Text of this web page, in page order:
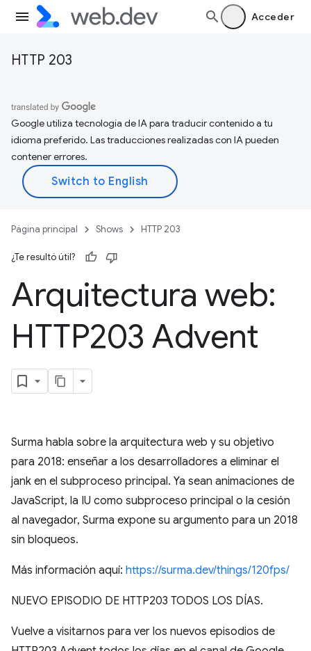
Acceder
HTTP 203
Google utiliza tecnología de IA para traducir contenido a tu
idioma preferido. Las traducciones realizadas con IA pueden
contener errores.
Página principal Shows HTTP 203
¿Te resultó útil?
Arquitectura web:
HTTP203 Advent
Surma habla sobre la arquitectura web y su objetivo
para 2018: enseñar a los desarrolladores a eliminar el
jank en el subproceso principal. Ya sean animaciones de
JavaScript, la IU como subproceso principal o la cesión
al navegador, Surma expone su argumento para un 2018
sin bloqueos.
Más información aquí: https://surma.dev/things/120fps/
NUEVO EPISODIO DE HTTP203 TODOS LOS DÍAS.
Vuelve a visitarnos para ver los nuevos episodios de